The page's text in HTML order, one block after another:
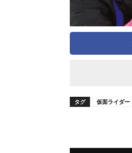
タグ 仮面ライダー